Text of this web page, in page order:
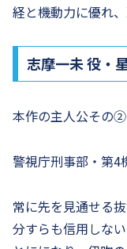
経と機動力に優れ
志摩一未 役・
本作の主人公その②
警視庁刑事部・第4
常に先を見通せる
分すらも信用しな